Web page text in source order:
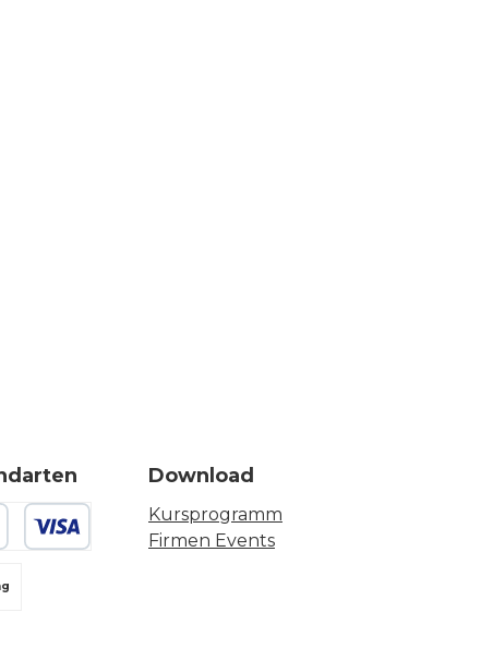
Download
Kursprogramm
Firmen Events